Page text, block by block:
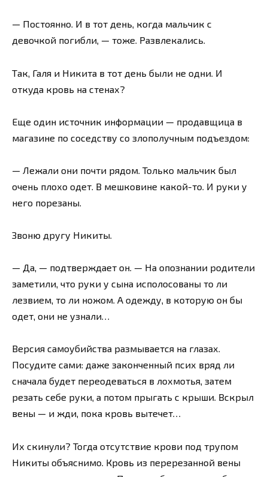
— Постоянно. И в тот день, когда мальчик с
девочкой погибли, — тоже. Развлекались.
Так, Галя и Никита в тот день были не одни. И
откуда кровь на стенах?
Еще один источник информации — продавщица в
магазине по соседству со злополучным подъездом:
— Лежали они почти рядом. Только мальчик был
очень плохо одет. В мешковине какой-то. И руки у
него порезаны.
Звоню другу Никиты.
— Да, — подтверждает он. — На опознании родители
заметили, что руки у сына исполосованы то ли
лезвием, то ли ножом. А одежду, в которую он бы
одет, они не узнали…
Версия самоубийства размывается на глазах.
Посудите сами: даже законченный псих вряд ли
сначала будет переодеваться в лохмотья, затем
резать себе руки, а потом прыгать с крыши. Вскрыл
вены — и жди, пока кровь вытечет…
Их скинули? Тогда отсутствие крови под трупом
Никиты объяснимо. Кровь из перерезанной вены